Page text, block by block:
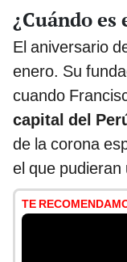
¿Cuándo
El aniversario
enero. Su
cuando
capital del
de la corona
el que pudieran
TE